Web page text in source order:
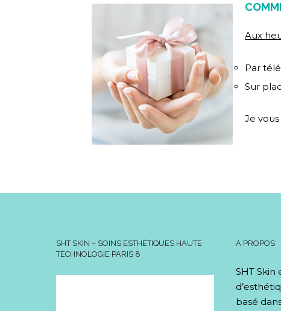
Aux
Par
Sur
Je
SHT SKIN – SOINS ESTHÉTIQUES HAUTE
TECHNOLOGIE PARIS 8
A PROPOS
SHT Skin
basé